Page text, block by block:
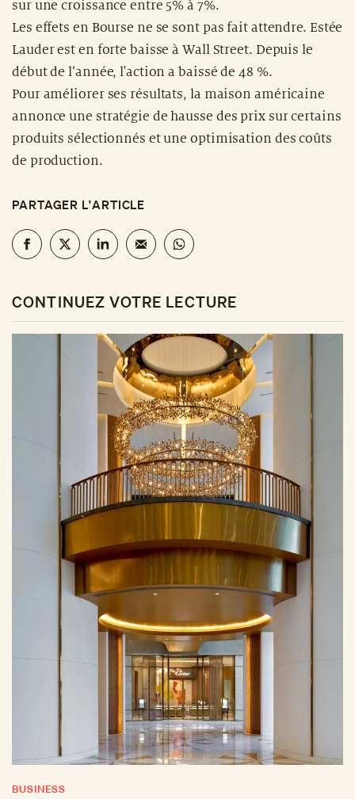
sur une croissance entre 5% à 7%.
Les effets en Bourse ne se sont pas fait attendre. Estée
Lauder est en forte baisse à Wall Street. Depuis le
début de l’année, l'action a baissé de 48 %.
Pour améliorer ses résultats, la maison américaine
annonce une stratégie de hausse des prix sur certains
produits sélectionnés et une optimisation des coûts
de production.
PARTAGER L'ARTICLE
CONTINUEZ VOTRE LECTURE
BUSINESS